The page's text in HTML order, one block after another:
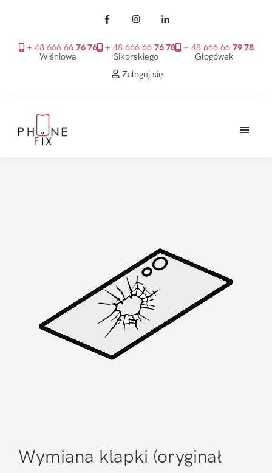
+ 48 666 66 76 76
Wiśniowa
+ 48 666 66 76 78
Sikorskiego
+ 48 666 66 79 78
Głogówek
Zaloguj się
głównego
Wymiana klapki (oryginał